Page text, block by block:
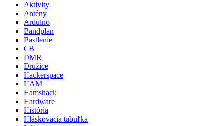
Aktivity
Antény
Arduino
Bandplan
Bastlenie
CB
DMR
Družice
Hackerspace
HAM
Hamshack
Hardware
História
Hláskovacia tabuľka